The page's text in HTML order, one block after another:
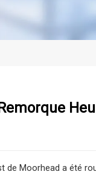
de Moorhead a été